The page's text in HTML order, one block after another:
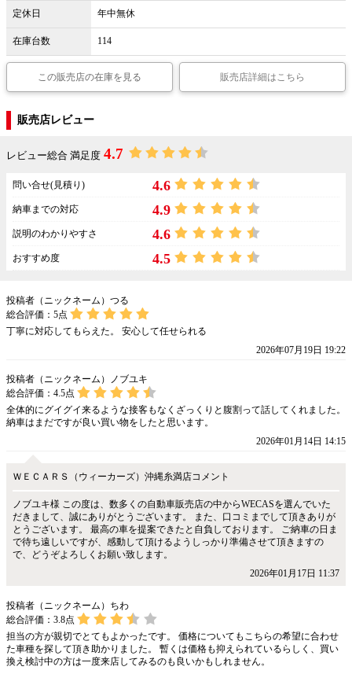
定休日 年中無休
在庫台数 114
この販売店の在庫を見る 販売店詳細はこちら
販売店レビュー
レビュー総合 満足度 4.7
問い合せ(見積り) 4.6
納車までの対応 4.9
説明のわかりやすさ 4.6
おすすめ度 4.5
投稿者（ニックネーム）つる
総合評価： 5点
丁寧に対応してもらえた。 安心して任せられる
2026年07月19日 19:22
投稿者（ニックネーム）ノブユキ
総合評価： 4.5点
全体的にグイグイ来るような接客もなくざっくりと腹割って話してくれました。
納車はまだですが良い買い物をしたと思います。
2026年01月14日 14:15
ＷＥＣＡＲＳ（ウィーカーズ）沖縄糸満店コメント
ノブユキ様 この度は、数多くの自動車販売店の中からWECASを選んでいた
だきまして、誠にありがとうございます。 また、口コミまでして頂きありが
とうございます。 最高の車を提案できたと自負しております。 ご納車の日ま
で待ち遠しいですが、感動して頂けるようしっかり準備させて頂きますの
で、どうぞよろしくお願い致します。
2026年01月17日 11:37
投稿者（ニックネーム）ちわ
総合評価： 3.8点
担当の方が親切でとてもよかったです。 価格についてもこちらの希望に合わせ
た車種を探して頂き助かりました。 暫くは価格も抑えられているらしく、買い
換え検討中の方は一度来店してみるのも良いかもしれません。